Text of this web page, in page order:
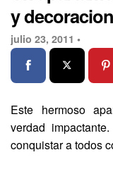
y
julio 23, 2011 •
Este hermoso
verdad
conquistar a todos